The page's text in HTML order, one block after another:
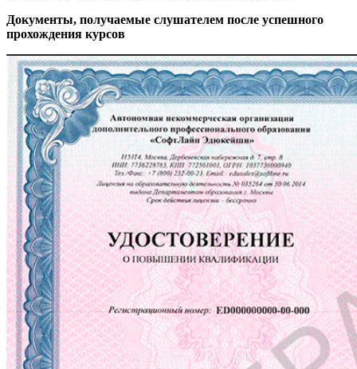
Документы, получаемые слушателем после успешного
прохождения курсов